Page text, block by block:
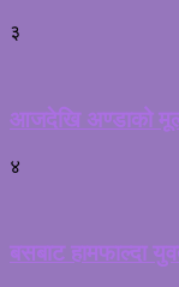
३
आजदेखि अण्डाको
४
बसबाट हामफाल्दा